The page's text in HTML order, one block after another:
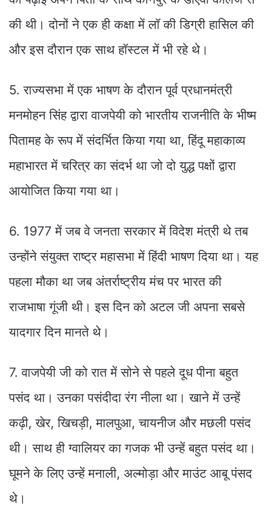
की थी। दोनों ने एक ही कक्षा में लॉ की डिग्री हासिल की
और इस दौरान एक साथ हॉस्टल में भी रहे थे।
5. राज्यसभा में एक भाषण के दौरान पूर्व प्रधानमंत्री
मनमोहन सिंह द्वारा वाजपेयी को भारतीय राजनीति के भीष्म
पितामह के रूप में संदर्भित किया गया था, हिंदू महाकाव्य
महाभारत में चरित्र का संदर्भ था जो दो युद्ध पक्षों द्वारा
आयोजित किया गया था।
6. 1977 में जब वे जनता सरकार में विदेश मंत्री थे तब
उन्होंने संयुक्त राष्ट्र महासभा में हिंदी भाषण दिया था। यह
पहला मौका था जब अंतर्राष्ट्रीय मंच पर भारत की
राजभाषा गूंजी थी। इस दिन को अटल जी अपना सबसे
यादगार दिन मानते थे।
7. वाजपेयी जी को रात में सोने से पहले दूध पीना बहुत
पसंद था। उनका पसंदीदा रंग नीला था। खाने में उन्हें
कढ़ी, खेर, खिचड़ी, मालपुआ, चायनीज और मछली पसंद
थी। साथ ही ग्वालियर का गजक भी उन्हें बहुत पसंद था।
घूमने के लिए उन्हें मनाली, अल्मोड़ा और माउंट आबू पंसद
थे।